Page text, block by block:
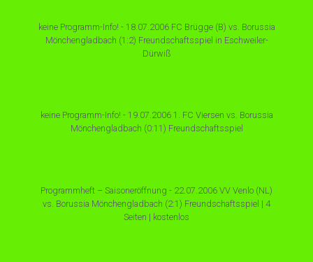
keine Programm-Info! - 18.07.2006 FC Brügge (B) vs. Borussia
Mönchengladbach (1:2) Freundschaftsspiel in Eschweiler-
Dürwiß
keine Programm-Info! - 19.07.2006 1. FC Viersen vs. Borussia
Mönchengladbach (0:11) Freundschaftsspiel
Programmheft – Saisoneröffnung - 22.07.2006 VV Venlo (NL)
vs. Borussia Mönchengladbach (2:1) Freundschaftsspiel | 4
Seiten | kostenlos